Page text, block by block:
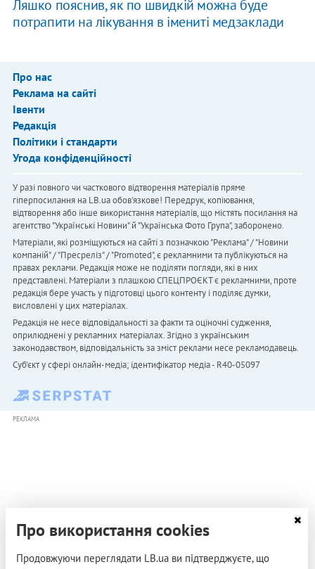
Ляшко пояснив, як по швидкій можна буде
потрапити на лікування в імениті медзаклади
Про нас
Реклама на сайті
Івенти
Редакція
Політики і стандарти
Угода конфіденційності
У разі повного чи часткового відтворення матеріалів пряме
гіперпосилання на LB.ua обов'язкове! Передрук, копіювання,
відтворення або інше використання матеріалів, що містять посилання на
агентство "Українськi Новини" й "Українська Фото Група", заборонено.
Матеріали, які розміщуються на сайті з позначкою "Реклама" / "Новини
компаній" / "Пресреліз" / "Promoted", є рекламними та публікуються на
правах реклами. Редакція може не поділяти погляди, які в них
представлені. Матеріали з плашкою СПЕЦПРОЄКТ є рекламними, проте
редакція бере участь у підготовці цього контенту і поділяє думки,
висловлені у цих матеріалах.
Редакція не несе відповідальності за факти та оціночні судження,
оприлюднені у рекламних матеріалах. Згідно з українським
законодавством, відповідальність за зміст реклами несе рекламодавець.
Cуб'єкт у сфері онлайн-медіа; ідентифікатор медіа - R40-05097
РЕКЛАМА
Про використання cookies
Продовжуючи переглядати LB.ua ви підтверджуєте, що